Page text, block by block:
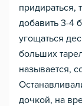
придираться,
добавить 3-4
угощаться
больших
называется,
дочкой, на